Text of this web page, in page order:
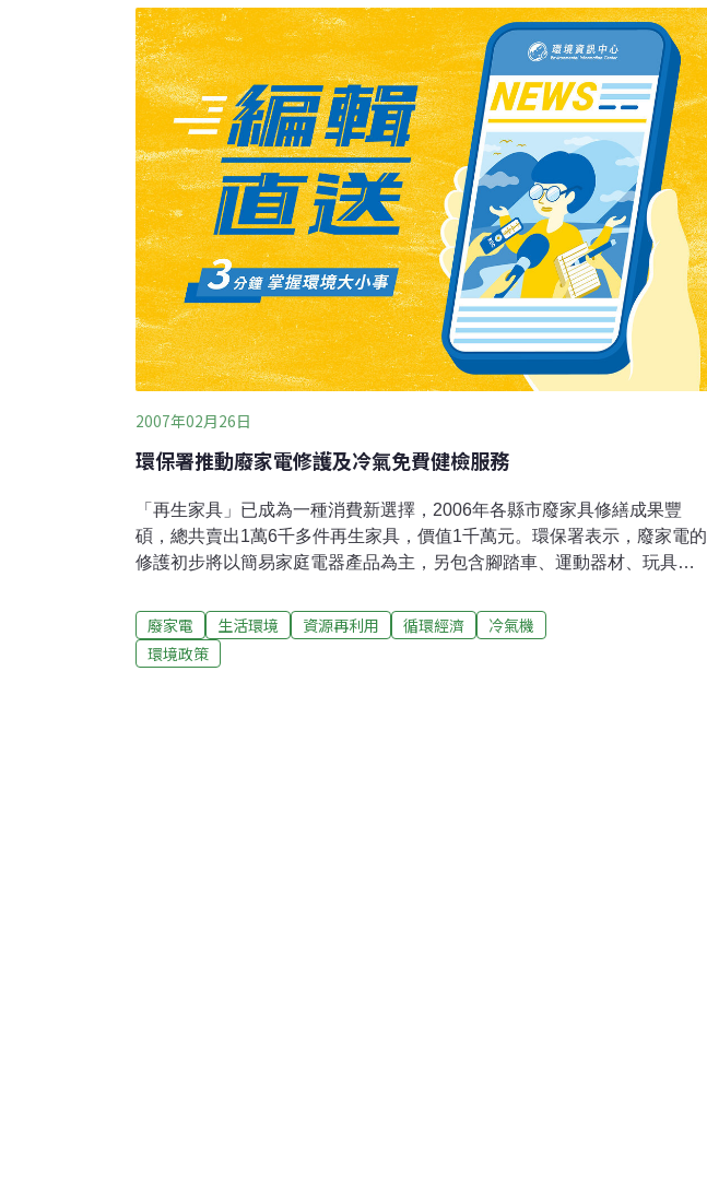
幣2.26億元。現階段，縣府除持續補助屋頂防水隔熱設施、鼓勵學校調整
普通教室配置在較低樓層、配合屋頂裝置太陽光電隔熱設備外，也會積極
建議教育部將冷氣機列為教室內基本設備，以利縣府逐年爭取編列預算，
並請中央補助裝置。
2007年02月26日
環保署推動廢家電修護及冷氣免費健檢服務
「再生家具」已成為一種消費新選擇，2006年各縣市廢家具修繕成果豐
碩，總共賣出1萬6千多件再生家具，價值1千萬元。環保署表示，廢家電的
修護初步將以簡易家庭電器產品為主，另包含腳踏車、運動器材、玩具
逐步建立廢家電器材回收、修護、再生及再利用體系。另外，環保署2007
年將於台中市試辦冷氣免費健康檢查服務，由冷凍空調工程工業同業公會
志工組成健檢小組，免費協助民眾實施冷氣健檢，預計全年健檢目標1萬
廢家電 生活環境 資源再利用 循環經濟
冷氣機
環境政策